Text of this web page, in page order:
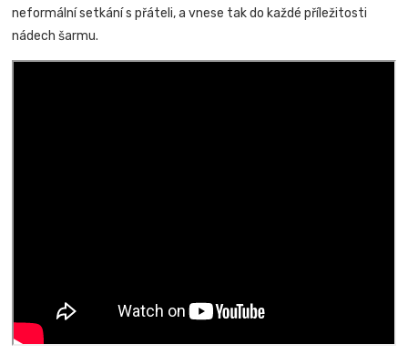
neformální setkání s přáteli, a vnese tak do každé příležitosti
nádech šarmu.